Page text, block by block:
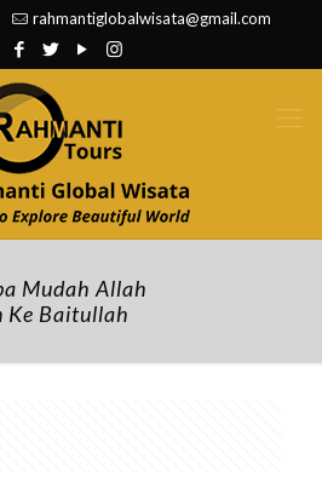
rahmantiglobalwisata@gmail.com
Mudah Allah
Ke Baitullah